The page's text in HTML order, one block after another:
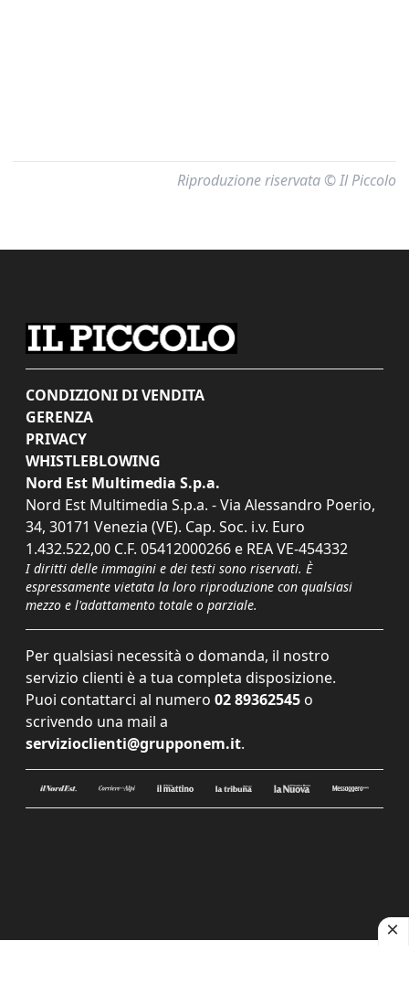
Riproduzione riservata © Il Piccolo
CONDIZIONI DI VENDITA
GERENZA
PRIVACY
WHISTLEBLOWING
Nord Est Multimedia S.p.a.
Nord Est Multimedia S.p.a. - Via Alessandro Poerio,
34, 30171 Venezia (VE). Cap. Soc. i.v. Euro
1.432.522,00 C.F. 05412000266 e REA VE-454332
I diritti delle immagini e dei testi sono riservati. È
espressamente vietata la loro riproduzione con qualsiasi
mezzo e l'adattamento totale o parziale.
Per qualsiasi necessità o domanda, il nostro
servizio clienti è a tua completa disposizione.
Puoi contattarci al numero 02 89362545 o
scrivendo una mail a
servizioclienti@grupponem.it.